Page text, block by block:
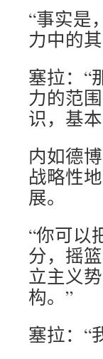
“事实是
力中的
塞拉：“
力的范
识，基
内如德
战略性
展。
“你可以
分，摇
立主义
构。”
塞拉：“